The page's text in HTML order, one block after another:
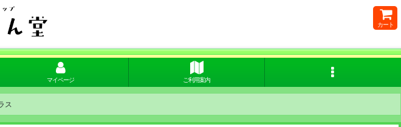
カート
マイページ ご利用案内
ス